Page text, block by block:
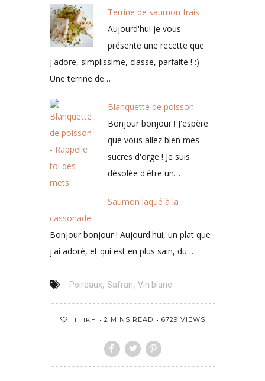
Terrine de saumon frais
Aujourd'hui je vous
présente une recette que
j'adore, simplissime, classe, parfaite ! :)
Une terrine de…
Blanquette de poisson
Bonjour bonjour ! J'espère
que vous allez bien mes
sucres d'orge ! Je suis
désolée d'être un…
Saumon laqué à la
cassonade
Bonjour bonjour ! Aujourd'hui, un plat que
j'ai adoré, et qui est en plus sain, du…
Poireaux, Safran, Vin blanc
1 LIKE 2 MINS READ 6729 VIEWS